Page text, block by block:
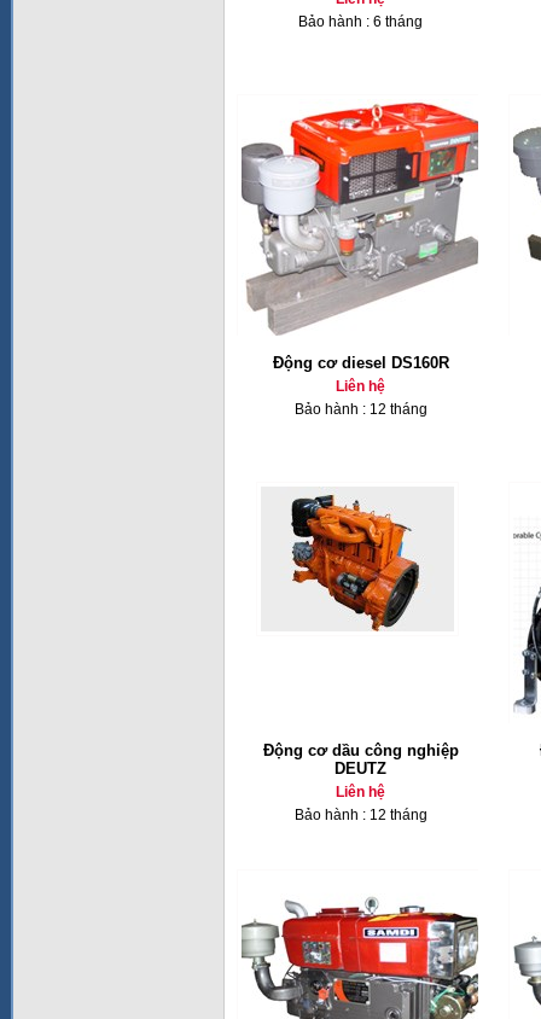
Bảo hành : 6 tháng
Động cơ diesel DS160R
Liên hệ
Bảo hành : 12 tháng
Động cơ dầu công nghiệp
DEUTZ
Liên hệ
Bảo hành : 12 tháng